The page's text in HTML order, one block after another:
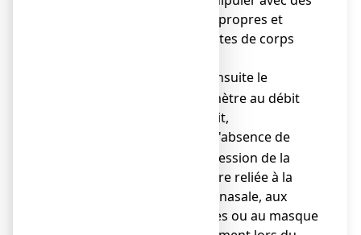
mains propres et
exemptes de corps
régler ensuite le
débitmètre au débit
prescrit,
vérifier l'absence de
compression de la
tubulure reliée à la
sonde nasale, aux
lunettes ou au masque